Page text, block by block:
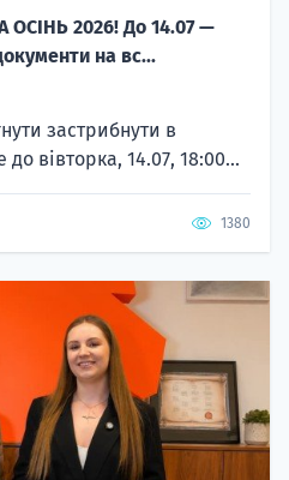
2026! До 14.07 —
на вс...
застрибнути в
вівторка, 14.07, 18:00...
1380